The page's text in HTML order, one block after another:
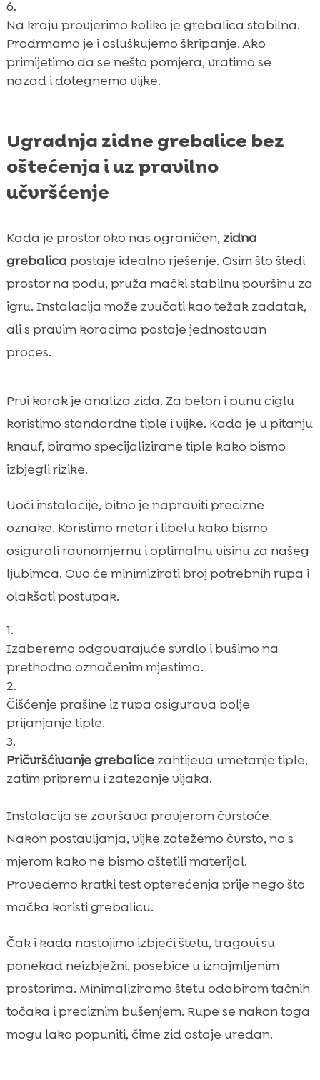
Na kraju provjerimo koliko je grebalica stabilna.
Prodrmamo je i osluškujemo škripanje. Ako
primijetimo da se nešto pomjera, vratimo se
nazad i dotegnemo vijke.
Ugradnja zidne grebalice bez
oštećenja i uz pravilno
učvršćenje
Kada je prostor oko nas ograničen, zidna
grebalica postaje idealno rješenje. Osim što štedi
prostor na podu, pruža mački stabilnu površinu za
igru. Instalacija može zvučati kao težak zadatak,
ali s pravim koracima postaje jednostavan
proces.
Prvi korak je analiza zida. Za beton i punu ciglu
koristimo standardne tiple i vijke. Kada je u pitanju
knauf, biramo specijalizirane tiple kako bismo
izbjegli rizike.
Uoči instalacije, bitno je napraviti precizne
oznake. Koristimo metar i libelu kako bismo
osigurali ravnomjernu i optimalnu visinu za našeg
ljubimca. Ovo će minimizirati broj potrebnih rupa i
olakšati postupak.
Izaberemo odgovarajuće svrdlo i bušimo na
prethodno označenim mjestima.
Čišćenje prašine iz rupa osigurava bolje
prijanjanje tiple.
Pričvršćivanje grebalicezahtijeva umetanje tiple,
zatim pripremu i zatezanje vijaka.
Instalacija se završava provjerom čvrstoće.
Nakon postavljanja, vijke zatežemo čvrsto, no s
mjerom kako ne bismo oštetili materijal.
Provedemo kratki test opterećenja prije nego što
mačka koristi grebalicu.
Čak i kada nastojimo izbjeći štetu, tragovi su
ponekad neizbježni, posebice u iznajmljenim
prostorima. Minimaliziramo štetu odabirom tačnih
točaka i preciznim bušenjem. Rupe se nakon toga
mogu lako popuniti, čime zid ostaje uredan.